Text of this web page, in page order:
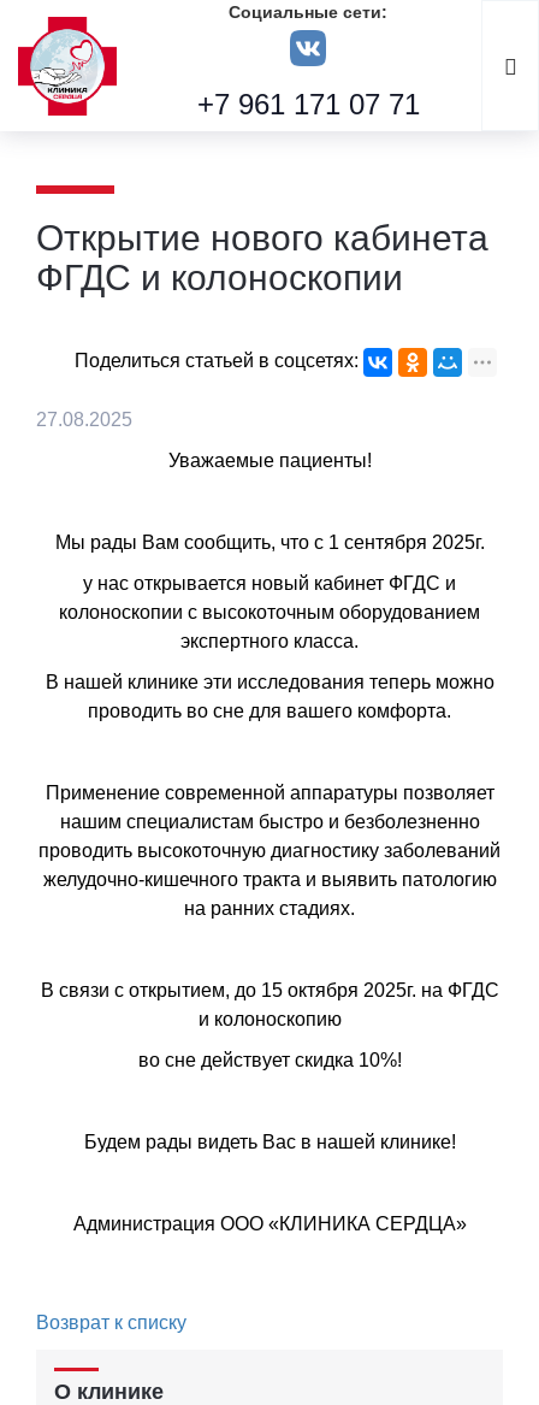
Социальные сети:
+7 961 171 07 71
Открытие нового кабинета
ФГДС и колоноскопии
Поделиться статьей в соцсетях:
27.08.2025
Уважаемые пациенты!
Мы рады Вам сообщить, что с 1 сентября 2025г.
у нас открывается новый кабинет ФГДС и
колоноскопии с высокоточным оборудованием
экспертного класса.
В нашей клинике эти исследования теперь можно
проводить во сне для вашего комфорта.
Применение современной аппаратуры позволяет
нашим специалистам быстро и безболезненно
проводить высокоточную диагностику заболеваний
желудочно-кишечного тракта и выявить патологию
на ранних стадиях.
В связи с открытием, до 15 октября 2025г. на ФГДС
и колоноскопию
во сне действует скидка 10%!
Будем рады видеть Вас в нашей клинике!
Администрация ООО «КЛИНИКА СЕРДЦА»
Возврат к списку
О клинике